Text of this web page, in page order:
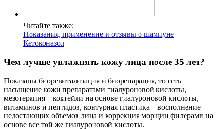
Читайте также:
Показания, применение и отзывы о шампуне
Кетоконазол
Чем лучше увлажнять кожу лица после 35 лет?
Показаны биоревитализация и биорепарация, то есть
насыщение кожи препаратами гиалуроновой кислоты,
мезотерапия – коктейли на основе гиалуроновой кислоты,
витаминов и пептидов, контурная пластика – восполнение
недостающих объемов лица и коррекция морщин филерами на
основе все той же гиалуроновой кислоты.